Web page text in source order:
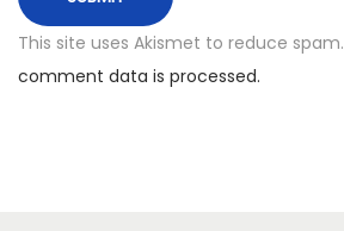
n
g
l
This site uses Akismet to reduce spam.
comment data is processed.